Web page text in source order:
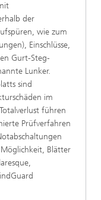
der
wie zum
Einschlüsse,
Gurt-Steg-
Lunker.
sind
im
führen
Prüfverfahren
Blätter